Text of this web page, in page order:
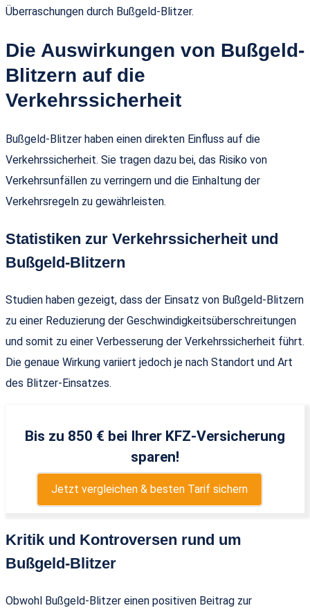
Überraschungen durch Bußgeld-Blitzer.
Die Auswirkungen von Bußgeld-
Blitzern auf die
Verkehrssicherheit
Bußgeld-Blitzer haben einen direkten Einfluss auf die
Verkehrssicherheit. Sie tragen dazu bei, das Risiko von
Verkehrsunfällen zu verringern und die Einhaltung der
Verkehrsregeln zu gewährleisten.
Statistiken zur Verkehrssicherheit und
Bußgeld-Blitzern
Studien haben gezeigt, dass der Einsatz von Bußgeld-Blitzern
zu einer Reduzierung der Geschwindigkeitsüberschreitungen
und somit zu einer Verbesserung der Verkehrssicherheit führt.
Die genaue Wirkung variiert jedoch je nach Standort und Art
des Blitzer-Einsatzes.
Bis zu 850 € bei Ihrer KFZ-Versicherung
sparen!
Jetzt vergleichen & besten Tarif sichern
Kritik und Kontroversen rund um
Bußgeld-Blitzer
Obwohl Bußgeld-Blitzer einen positiven Beitrag zur